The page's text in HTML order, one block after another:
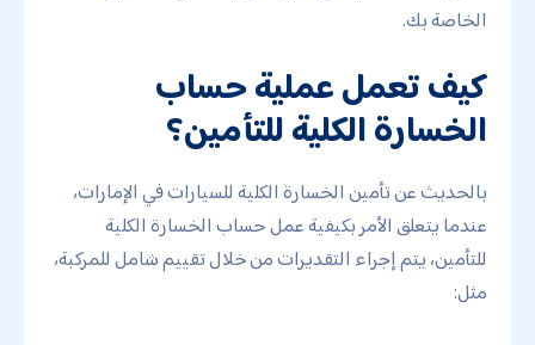
الخاصة بك.
كيف تعمل عملية حساب
الخسارة الكلية للتأمين؟
بالحديث عن تأمين الخسارة الكلية للسيارات في الإمارات،
عندما يتعلق الأمر بكيفية عمل حساب الخسارة الكلية
للتأمين، يتم إجراء التقديرات من خلال تقييم شامل للمركبة،
مثل: